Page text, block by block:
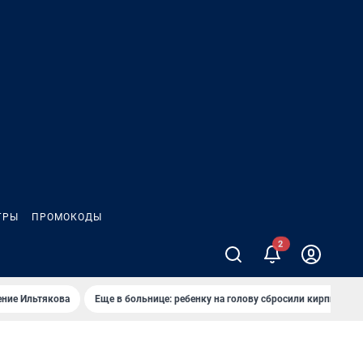
ПРОМОКОДЫ
Ильтякова Еще в больнице: ребенку на голову сбросили кирпич